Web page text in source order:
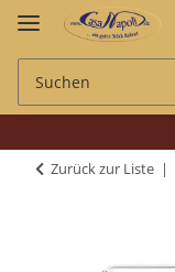
Zurück zur Liste